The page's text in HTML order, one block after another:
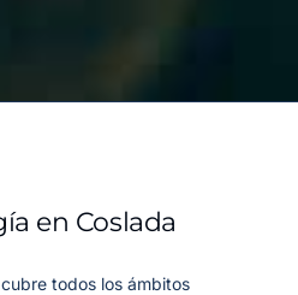
en Coslada
todos los ámbitos